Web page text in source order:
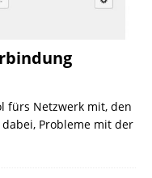
fürs Netzwerk mit, den
Probleme mit der